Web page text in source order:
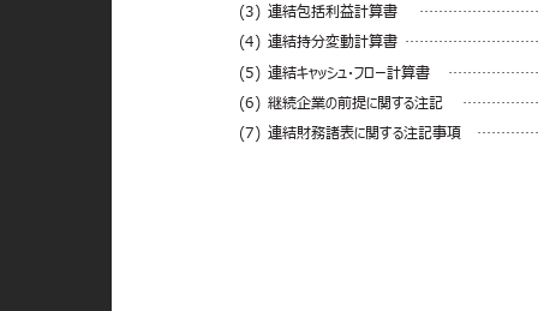
(3) 連結包括利益計算書
(4) 連結持分変動計算書
(5) 連結キャッシュ・フロー計算書
(6) 継続企業の前提に関する注記
(7) 連結財務諸表に関する注記事項